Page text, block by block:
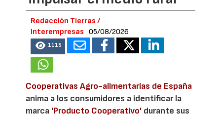
Redacción Tierras /
Interempresas
05/08/2026
1115
Cooperativas Agro-alimentarias de España
anima a los consumidores a identificar la
marca 'Producto Cooperativo' durante sus